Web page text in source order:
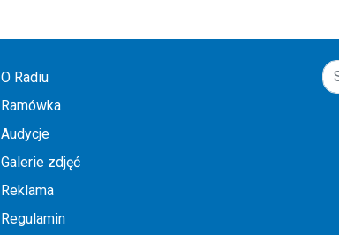
O Radiu
Ramówka
Audycje
Galerie zdjęć
Reklama
Regulamin